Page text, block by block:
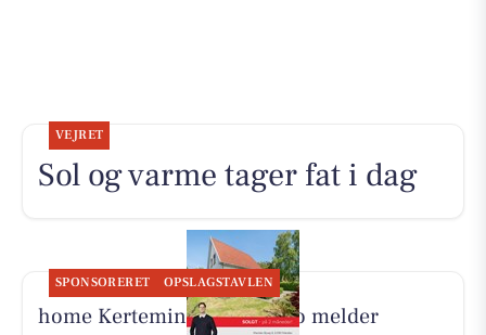
VEJRET
Sol og varme tager fat i dag
SPONSORERET OPSLAGSTAVLEN
home Kerteminde-Munkebo melder